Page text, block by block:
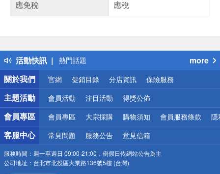
應免稅
應稅
活動快訊
得獎公告
熱門話題
銀行優惠
偏遠地區配送
詐騙網頁！請小心！
more
關於我們
官網 促銷目錄 分店資訊 保險服務
主題活動 會員活動 注目活動 得獎公佈
會員專區 會員專區 大宗採購 購物須知 會員服務條款 隱
客服中心 常見問題 服務公告 意見信箱
服務時間： 週一至週日 09:00-21:00，例假日依網站公告為主
公司地址： 台北市北投區大業路136號5樓 (台灣)